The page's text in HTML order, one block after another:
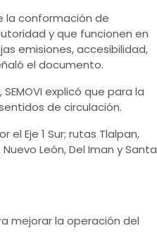
la conformación de
y que funcionen en
emisiones, accesibilidad,
el documento.
explicó que para la
de circulación.
Eje 1 Sur; rutas Tlalpan,
León, Del Iman y Santa
mejorar la operación del